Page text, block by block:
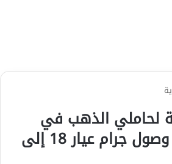
لحاملي الذهب في
السعودية بعد وصول جرام عيار 18 إلى